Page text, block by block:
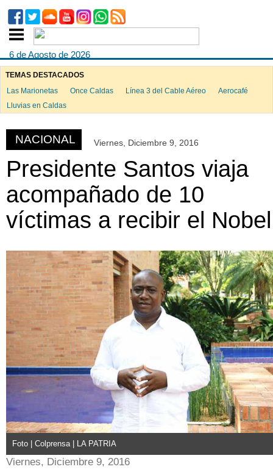
6 de Agosto de 2026
TEMAS DESTACADOS
Las Marionetas
Once Caldas Línea 3 del Cable Aéreo
Aerocafé
Lluvias en Caldas
NACIONAL Viernes, Diciembre 9, 2016
Presidente Santos viaja
acompañado de 10
víctimas a recibir el
Foto | Colprensa | LA PATRIA
Viernes, Diciembre 9, 2016